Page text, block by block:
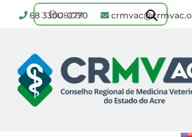
content
68 3300-0770